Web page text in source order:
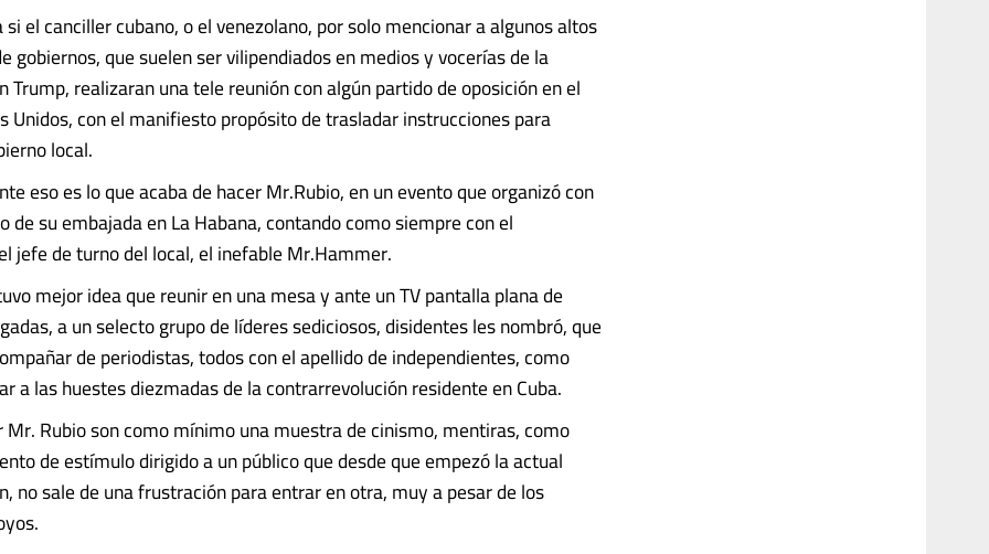
si el canciller cubano, o el venezolano, por solo mencionar a algunos altos
gobiernos, que suelen ser vilipendiados en medios y vocerías de la
Trump, realizaran una tele reunión con algún partido de oposición en el
Unidos, con el manifiesto propósito de trasladar instrucciones para
local.
eso es lo que acaba de hacer Mr.Rubio, en un evento que organizó con
de su embajada en La Habana, contando como siempre con el
jefe de turno del local, el inefable Mr.Hammer.
mejor idea que reunir en una mesa y ante un TV pantalla plana de
a un selecto grupo de líderes sediciosos, disidentes les nombró, que
de periodistas, todos con el apellido de independientes, como
a las huestes diezmadas de la contrarrevolución residente en Cuba.
Mr. Rubio son como mínimo una muestra de cinismo, mentiras, como
de estímulo dirigido a un público que desde que empezó la actual
no sale de una frustración para entrar en otra, muy a pesar de los